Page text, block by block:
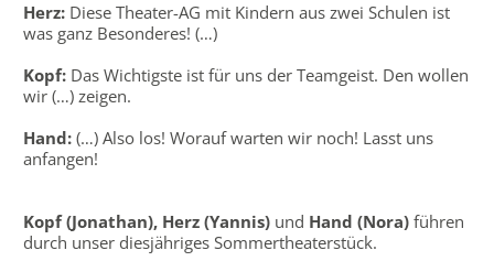
Herz: Diese Theater-AG mit Kindern aus zwei Schulen ist
was ganz Besonderes! (…)
Kopf: Das Wichtigste ist für uns der Teamgeist. Den wollen
wir (…) zeigen.
Hand: (…) Also los! Worauf warten wir noch! Lasst uns
anfangen!
Kopf (Jonathan), Herz (Yannis) und Hand (Nora) führen
durch unser diesjähriges Sommertheaterstück.